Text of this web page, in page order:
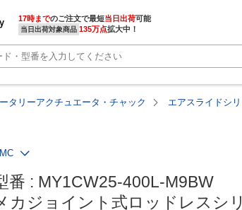
17時までのご注文で最短当日出荷
当日出荷対象商品 135万点拡大中！
タリーアクチュエータ・チャック エアスライドシ
番 : MY1CW25-400L-M9BW
カジョイント式ロッドレスシ